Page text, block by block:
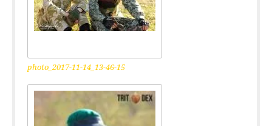
photo_2017-11-14_13-46-15